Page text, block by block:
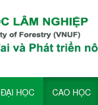
ĐẠI HỌC CAO HỌC